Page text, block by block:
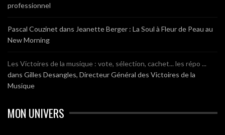
professionnel
Pascal Couzinet dans Jeanette Berger : La Soul à Fleur de Peau au
New Morning
Les Victoires de la musique : vote, sélection, cachet... les répo ...
dans Gilles Desangles, Directeur Général des Victoires de la
Musique
MON UNIVERS